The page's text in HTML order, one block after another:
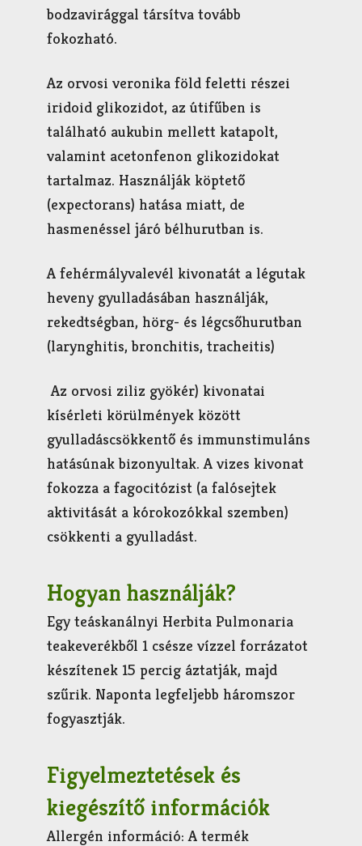
bodzavirággal társítva tovább
fokozható.
Az orvosi veronika föld feletti részei
iridoid glikozidot, az útifűben is
található aukubin mellett katapolt,
valamint acetonfenon glikozidokat
tartalmaz. Használják köptető
(expectorans) hatása miatt, de
hasmenéssel járó bélhurutban is.
A fehérmályvalevél kivonatát a légutak
heveny gyulladásában használják,
rekedtségban, hörg- és légcsőhurutban
(larynghitis, bronchitis, tracheitis)
Az orvosi ziliz gyökér) kivonatai
kísérleti körülmények között
gyulladáscsökkentő és immunstimuláns
hatásúnak bizonyultak. A vizes kivonat
fokozza a fagocitózist (a falósejtek
aktivitását a kórokozókkal szemben)
csökkenti a gyulladást.
Hogyan használják?
Egy teáskanálnyi Herbita Pulmonaria
teakeverékből 1 csésze vízzel forrázatot
készítenek 15 percig áztatják, majd
szűrik. Naponta legfeljebb háromszor
fogyasztják.
Figyelmeztetések és
kiegészítő információk
Allergén információ: A termék